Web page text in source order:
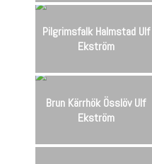
Pilgrimsfalk Halmstad Ulf
Ekström
Brun Kärrhök Össlöv Ulf
Ekström